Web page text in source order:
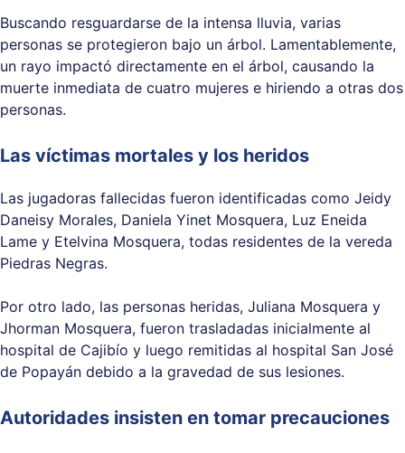
Buscando resguardarse de la intensa lluvia, varias
personas se protegieron bajo un árbol. Lamentablemente,
un rayo impactó directamente en el árbol, causando la
muerte inmediata de cuatro mujeres e hiriendo a otras dos
personas.
Las víctimas mortales y los heridos
Las jugadoras fallecidas fueron identificadas como Jeidy
Daneisy Morales, Daniela Yinet Mosquera, Luz Eneida
Lame y Etelvina Mosquera, todas residentes de la vereda
Piedras Negras.
Por otro lado, las personas heridas, Juliana Mosquera y
Jhorman Mosquera, fueron trasladadas inicialmente al
hospital de Cajibío y luego remitidas al hospital San José
de Popayán debido a la gravedad de sus lesiones.
Autoridades insisten en tomar precauciones